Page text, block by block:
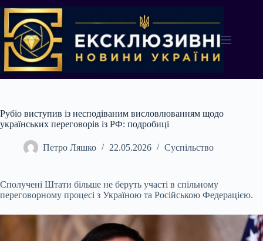
до
вмісту
Рубіо виступив із несподіваним висловлюванням щодо
українських переговорів із РФ: подробиці
Петро Ляшко 22.05.2026 Суспільство
Сполучені Штати більше не беруть участі в спільному
переговорному процесі з Україною та Російською Федерацією.